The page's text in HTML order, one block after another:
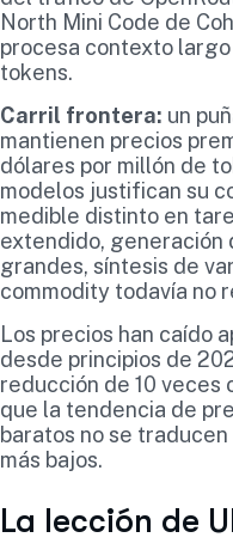
North Mini Code de
procesa contexto
tokens.
Carril frontera: un
mantienen precios
dólares por millón de
modelos justifican su
medible distinto en
extendido, generación
grandes, síntesis de
commodity todavía no
Los precios han caído
desde principios de
reducción de 10 veces
que la tendencia de
baratos no se
más bajos.
La lección de